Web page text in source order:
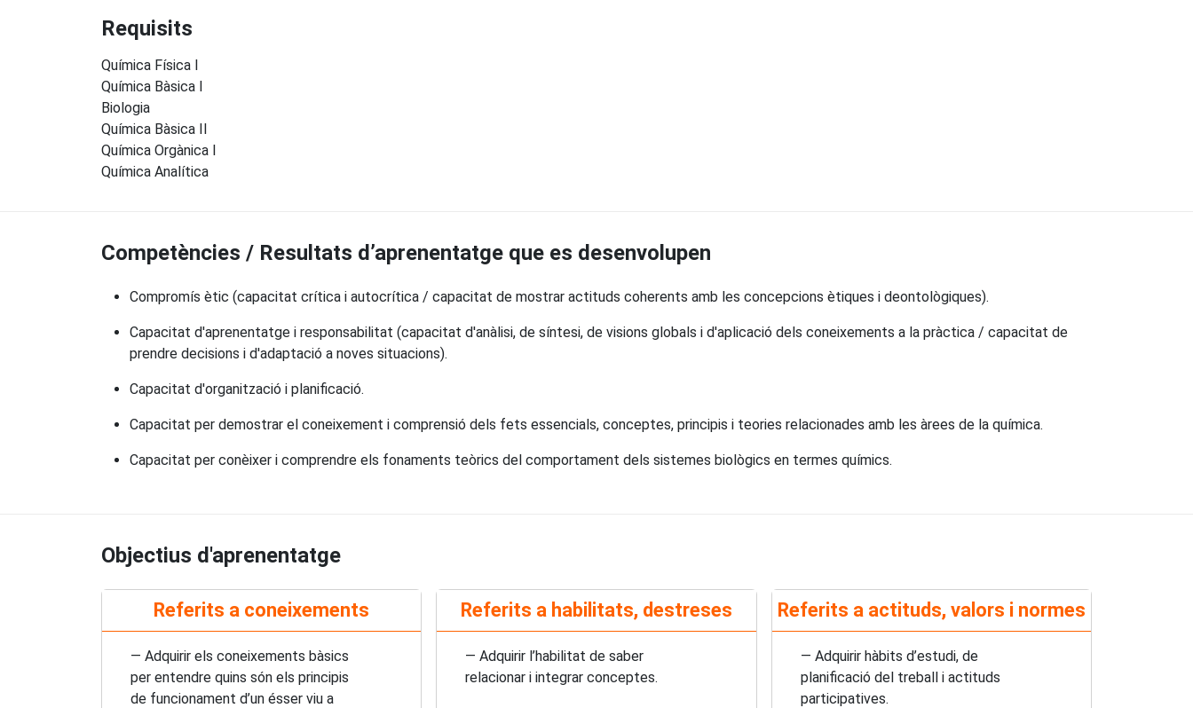
Requisits
Química Física I
Química Bàsica I
Biologia
Química Bàsica II
Química Orgànica I
Química Analítica
Competències / Resultats d’aprenentatge que es desenvolupen
Compromís ètic (capacitat crítica i autocrítica / capacitat de mostrar actituds coherents amb les concepcions ètiques i deontològiques).
Capacitat d'aprenentatge i responsabilitat (capacitat d'anàlisi, de síntesi, de visions globals i d'aplicació dels coneixements a la pràctica / capacitat de
prendre decisions i d'adaptació a noves situacions).
Capacitat d'organització i planificació.
Capacitat per demostrar el coneixement i comprensió dels fets essencials, conceptes, principis i teories relacionades amb les àrees de la química.
Capacitat per conèixer i comprendre els fonaments teòrics del comportament dels sistemes biològics en termes químics.
Objectius d'aprenentatge
Referits a coneixements
— Adquirir els coneixements bàsics
per entendre quins són els principis
de funcionament d’un ésser viu a
Referits a habilitats, destreses
— Adquirir l’habilitat de saber
relacionar i integrar conceptes.
Referits a actituds, valors i normes
— Adquirir hàbits d’estudi, de
planificació del treball i actituds
participatives.